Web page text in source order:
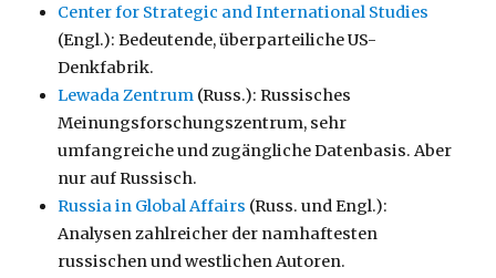
Center for Strategic and International Studies
(Engl.): Bedeutende, überparteiliche US-
Denkfabrik.
Lewada Zentrum (Russ.): Russisches
Meinungsforschungszentrum, sehr
umfangreiche und zugängliche Datenbasis. Aber
nur auf Russisch.
Russia in Global Affairs (Russ. und Engl.):
Analysen zahlreicher der namhaftesten
russischen und westlichen Autoren.